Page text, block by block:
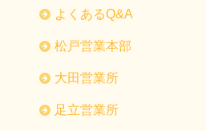
よくあるQ&A
松戸営業本部
大田営業所
足立営業所